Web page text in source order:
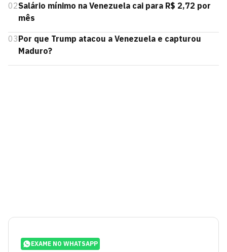
02Salário mínimo na Venezuela cai para R$ 2,72 por
mês
03Por que Trump atacou a Venezuela e capturou
Maduro?
EXAME NO WHATSAPP